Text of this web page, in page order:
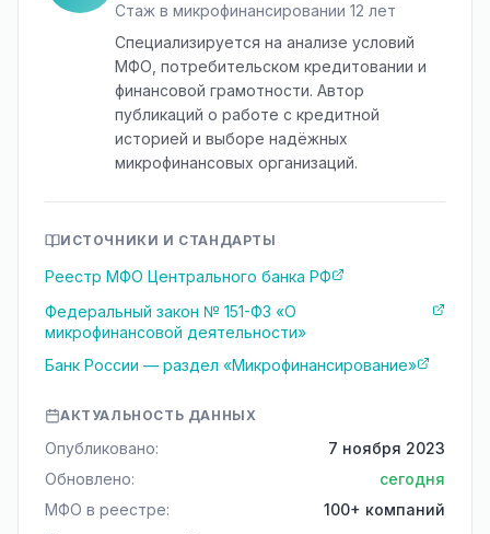
Стаж в микрофинансировании 12 лет
Специализируется на анализе условий
МФО, потребительском кредитовании и
финансовой грамотности. Автор
публикаций о работе с кредитной
историей и выборе надёжных
микрофинансовых организаций.
ИСТОЧНИКИ И СТАНДАРТЫ
Реестр МФО Центрального банка РФ
Федеральный закон № 151-ФЗ «О
микрофинансовой деятельности»
Банк России — раздел «Микрофинансирование»
АКТУАЛЬНОСТЬ ДАННЫХ
Опубликовано:
7 ноября 2023
Обновлено:
сегодня
МФО в реестре:
100+ компаний